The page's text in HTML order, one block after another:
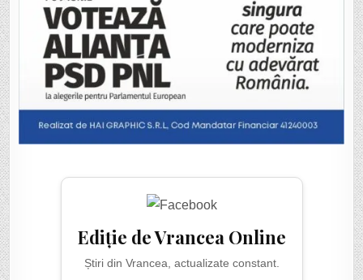
Ediție de Vrancea Online
Știri din Vrancea, actualizate constant.